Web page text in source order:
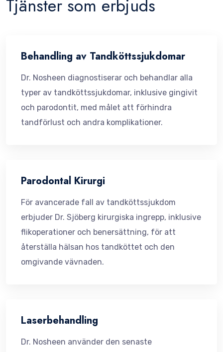
Tjänster som erbjuds
Behandling av Tandköttssjukdomar
Dr. Nosheen diagnostiserar och behandlar alla
typer av tandköttssjukdomar, inklusive gingivit
och parodontit, med målet att förhindra
tandförlust och andra komplikationer.
Parodontal Kirurgi
För avancerade fall av tandköttssjukdom
erbjuder Dr. Sjöberg kirurgiska ingrepp, inklusive
flikoperationer och benersättning, för att
återställa hälsan hos tandköttet och den
omgivande vävnaden.
Laserbehandling
Dr. Nosheen använder den senaste